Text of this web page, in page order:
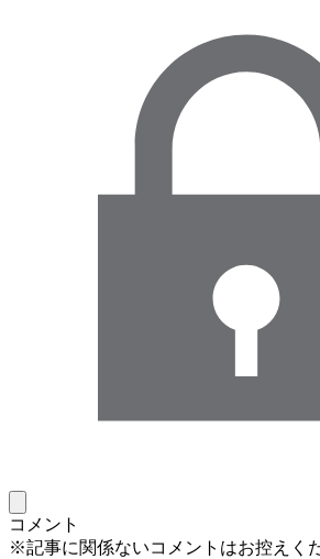
コメント
※記事に関係ないコメントはお控えく